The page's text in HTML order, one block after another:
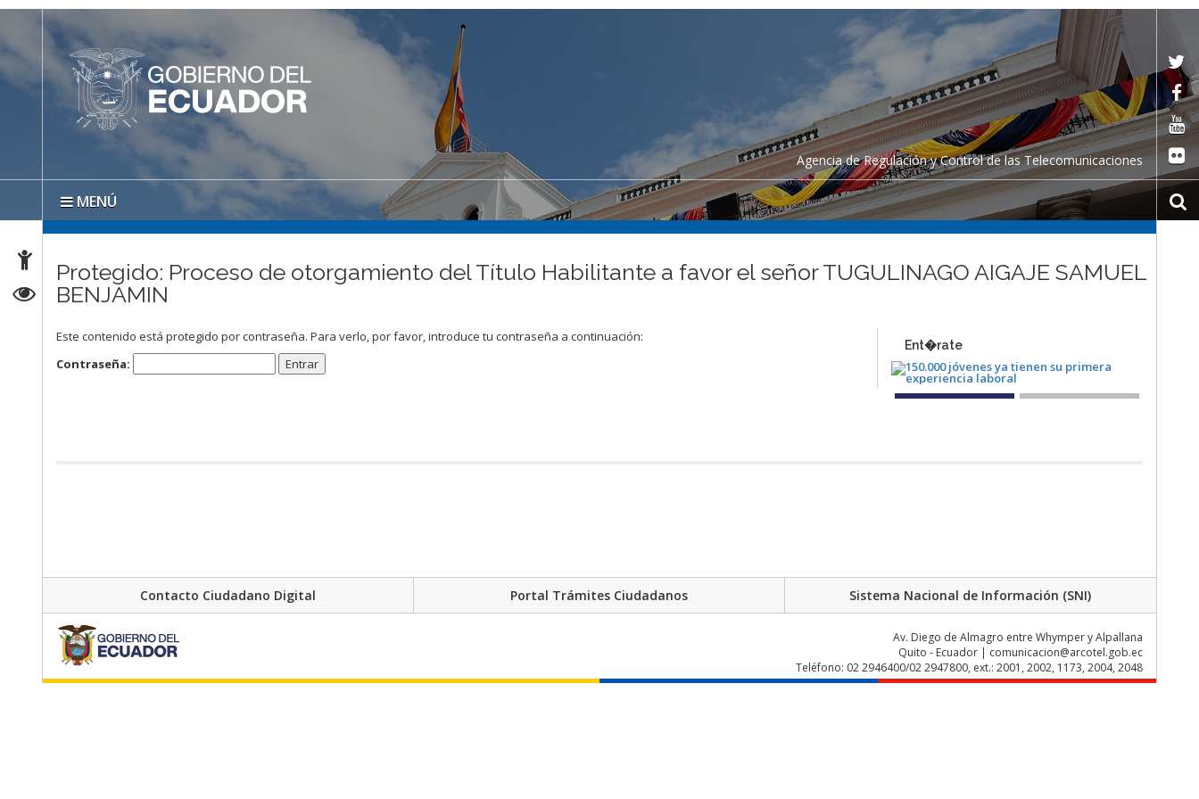
Agencia de Regulación y Control de las Telecomunicaciones
MENÚ
Protegido: Proceso de otorgamiento del Título Habilitante a favor el señor TUGULINAGO AIGAJE SAMUEL
BENJAMIN
Este contenido está protegido por contraseña. Para verlo, por favor, introduce tu contraseña a continuación:
Contraseña:
Ent�rate
Contacto Ciudadano Digital Portal Trámites Ciudadanos Sistema Nacional de Información (SNI)
Av. Diego de Almagro entre Whymper y Alpallana
Quito - Ecuador | comunicacion@arcotel.gob.ec
Teléfono: 02 2946400/02 2947800, ext.: 2001, 2002, 1173, 2004, 2048